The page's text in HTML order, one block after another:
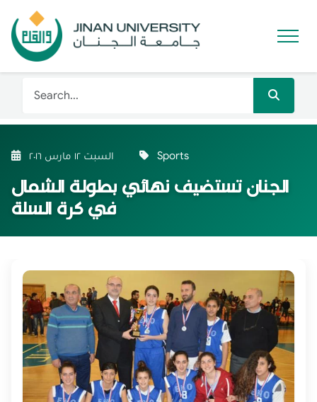
Sports
الجنان تستضيف نهائي بطولة الشمال
في كرة السلة